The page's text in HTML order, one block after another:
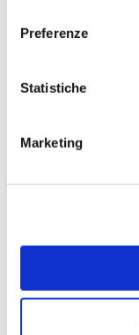
Preferenze
Statistiche
Marketing